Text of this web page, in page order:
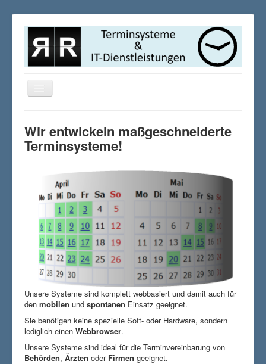
Navigation
an/aus
Terminsysteme
IT-Services
Events
Referenzen
Hintergrund
Extras
Impressum
Datenschutz
Kontakt
Wir entwickeln maßgeschneiderte
Terminsysteme!
Unsere Systeme sind komplett webbasiert und damit auch für
den mobilen und spontanen Einsatz geeignet.
Sie benötigen keine spezielle Soft- oder Hardware, sondern
lediglich einen Webbrowser.
Unsere Systeme sind ideal für die Terminvereinbarung von
Behörden, Ärzten oder Firmen geeignet.